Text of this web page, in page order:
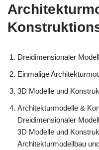
Dreidimensionaler
Einmalige
3D Modelle und
Architekturmodelle &
Dreidimensionaler
3D Modelle und
Architekturmodellbau